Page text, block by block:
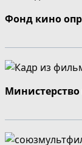
Фонд кино